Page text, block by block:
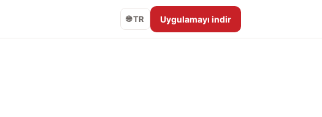
🌐 TR Uygulamayı indir